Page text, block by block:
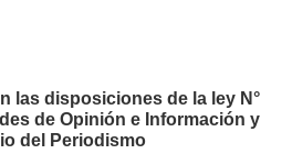
las disposiciones de la ley N°
de Opinión e Información y
del Periodismo